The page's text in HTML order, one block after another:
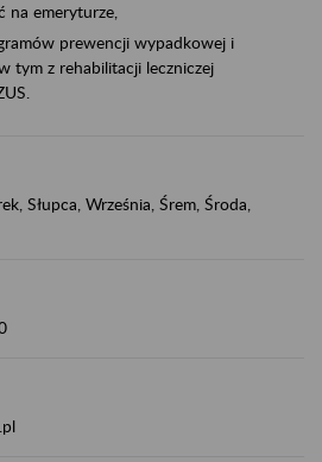
na emeryturze,
prewencji wypadkowej i
tym z rehabilitacji leczniczej
Słupca, Września, Śrem, Środa,